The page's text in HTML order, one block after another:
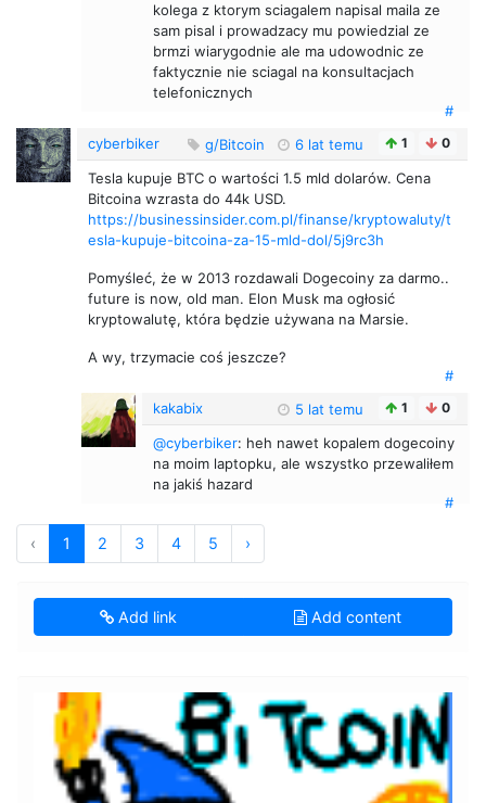
kolega z ktorym sciagalem napisal maila ze
sam pisal i prowadzacy mu powiedzial ze
brmzi wiarygodnie ale ma udowodnic ze
faktycznie nie sciagal na konsultacjach
telefonicznych
#
cyberbiker
g/Bitcoin 6 lat temu 1 0
Tesla kupuje BTC o wartości 1.5 mld dolarów. Cena
Bitcoina wzrasta do 44k USD.
https://businessinsider.com.pl/finanse/kryptowaluty/t
esla-kupuje-bitcoina-za-15-mld-dol/5j9rc3h
Pomyśleć, że w 2013 rozdawali Dogecoiny za darmo..
future is now, old man. Elon Musk ma ogłosić
kryptowalutę, która będzie używana na Marsie.
A wy, trzymacie coś jeszcze?
#
kakabix
5 lat temu 1 0
@cyberbiker: heh nawet kopalem dogecoiny
na moim laptopku, ale wszystko przewaliłem
na jakiś hazard
#
‹ 1 2 3 4 5 ›
Add link Add content